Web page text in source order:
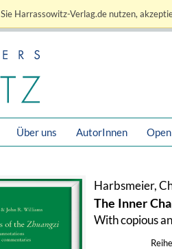
Harrassowitz-Verlag.de nutzen,
Über uns AutorInnen
Harbsmeier,
The Inner
With copious